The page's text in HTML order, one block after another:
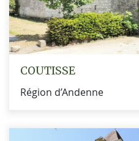
COUTISSE
Région d’Andenne